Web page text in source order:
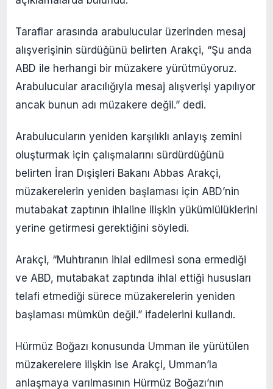
Taraflar arasında arabulucular üzerinden mesaj
alışverişinin sürdüğünü belirten Arakçi, “Şu anda
ABD ile herhangi bir müzakere yürütmüyoruz.
Arabulucular aracılığıyla mesaj alışverişi yapılıyor
ancak bunun adı müzakere değil.” dedi.
Arabulucuların yeniden karşılıklı anlayış zemini
oluşturmak için çalışmalarını sürdürdüğünü
belirten İran Dışişleri Bakanı Abbas Arakçi,
müzakerelerin yeniden başlaması için ABD’nin
mutabakat zaptının ihlaline ilişkin yükümlülüklerini
yerine getirmesi gerektiğini söyledi.
Arakçi, “Muhtıranın ihlal edilmesi sona ermediği
ve ABD, mutabakat zaptında ihlal ettiği hususları
telafi etmediği sürece müzakerelerin yeniden
başlaması mümkün değil.” ifadelerini kullandı.
Hürmüz Boğazı konusunda Umman ile yürütülen
müzakerelere ilişkin ise Arakçi, Umman’la
anlaşmaya varılmasının Hürmüz Boğazı’nın